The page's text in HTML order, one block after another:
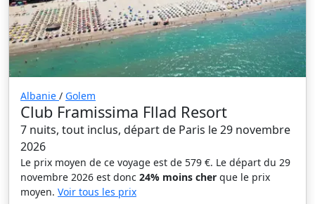
Albanie / Golem
Club Framissima Fllad Resort
7 nuits, tout inclus, départ de Paris le 29 novembre
2026
Le prix moyen de ce voyage est de 579 €. Le départ du 29
novembre 2026 est donc 24% moins cher que le prix
moyen. Voir tous les prix